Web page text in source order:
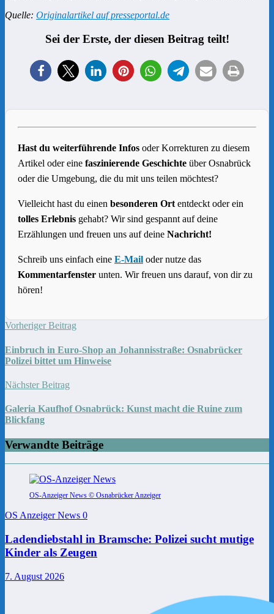
Quelle: Originalartikel auf presseportal.de
Sei der Erste, der diesen Beitrag teilt!
Hast du weiterführende Infos oder Korrekturen zu diesem
Artikel oder eine faszinierende Geschichte über Osnabrück
oder die Umgebung, die du mit uns teilen möchtest?
Vielleicht hast du einen besonderen Ort entdeckt oder ein
tolles Erlebnis gehabt? Wir sind gespannt auf deine
Erzählungen und freuen uns auf deine Nachricht!
Schreib uns einfach eine E-Mail oder nutze das
Kommentarfenster unten. Wir freuen uns darauf, von dir zu
hören!
Vorheriger Beitrag
Einbruch in Euro-Shop an Johannisstraße: Osnabrücker
Polizei bittet um Hinweise
Nächster Beitrag
Galeria Kaufhof Osnabrück: Kunst macht die Ruine zum
Blickfang
Verwandte Beiträge
OS-Anzeiger News © Osnabrücker Anzeiger
OS Anzeiger News 0
Ladendiebstahl in Bramsche: Polizei sucht mutige
Kinder als Zeugen
7. August 2026